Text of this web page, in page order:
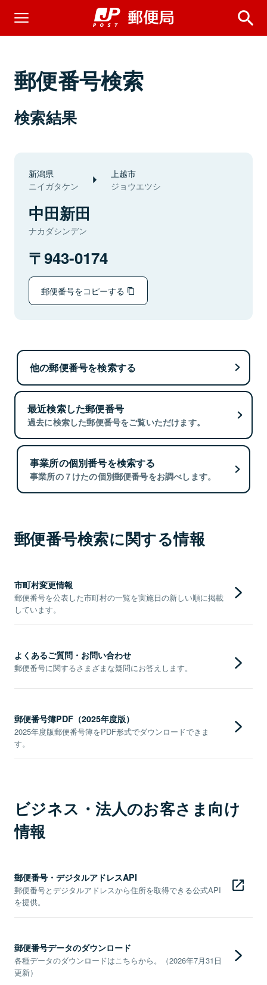
郵便番号検索
検索結果
新潟県
ニイガタケン
上越市
ジョウエツシ
中田新田
ナカダシンデン
943-0174
郵便番号をコピーする
他の郵便番号を検索する
最近検索した郵便番号
過去に検索した郵便番号をご覧いただけます。
事業所の個別番号を検索する
事業所の７けたの個別郵便番号をお調べします。
郵便番号検索に関する情報
市町村変更情報
郵便番号を公表した市町村の一覧を実施日の新しい順に掲載
しています。
よくあるご質問・お問い合わせ
郵便番号に関するさまざまな疑問にお答えします。
郵便番号簿PDF（2025年度版）
2025年度版郵便番号簿をPDF形式でダウンロードできま
す。
ビジネス・法人のお客さま向け
情報
郵便番号・デジタルアドレスAPI
郵便番号とデジタルアドレスから住所を取得できる公式API
を提供。
郵便番号データのダウンロード
各種データのダウンロードはこちらから。（2026年7月31日
更新）